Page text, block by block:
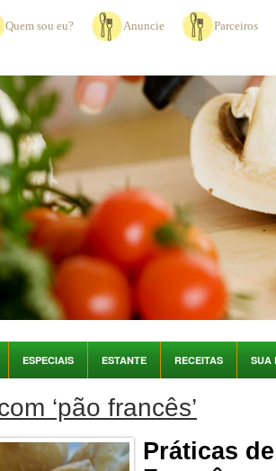
Quem sou eu? Anuncie Parceiros
ESPECIAIS ESTANTE RECEITAS SUA
‘pão francês’
Práticas